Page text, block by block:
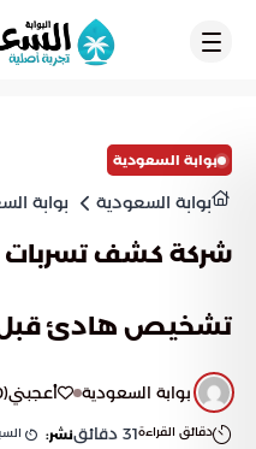
بوابة السعودية
بوابة السعودية بوابة
شركة كشف تسربات
تشخيص هادئ قبل
بوابة السعودية أعجبني(
دقائق القراءة31 دقائقنشر: السبت,